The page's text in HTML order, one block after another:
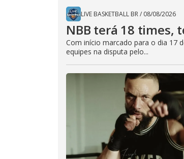
LIVE BASKETBALL BR/ 08/08/2026
NBB terá 18 times,
Com início marcado para o dia 17
equipes na disputa pelo...